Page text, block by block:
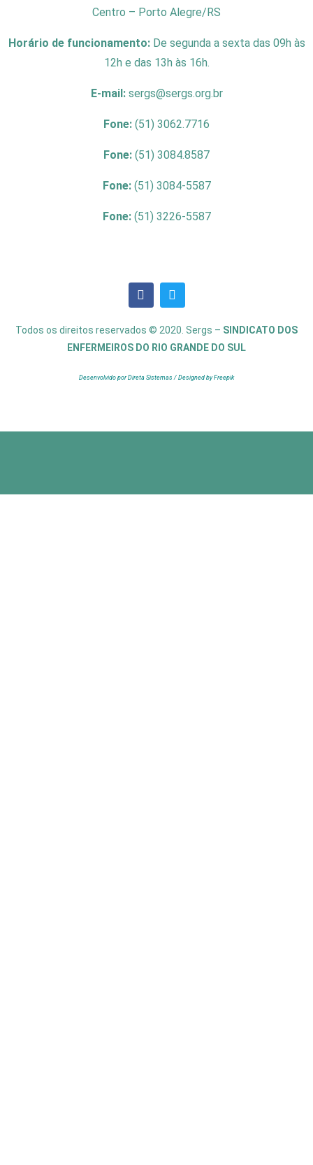
Centro – Porto Alegre/RS
Horário de funcionamento: De segunda a sexta das 09h às
12h e das 13h às 16h.
E-mail: sergs@sergs.org.br
Fone: (51) 3062.7716
Fone: (51) 3084.8587
Fone: (51) 3084-5587
Fone: (51) 3226-5587
Todos os direitos reservados © 2020. Sergs – SINDICATO DOS
ENFERMEIROS DO RIO GRANDE DO SUL
Desenvolvido por Direta Sistemas / Designed by Freepik